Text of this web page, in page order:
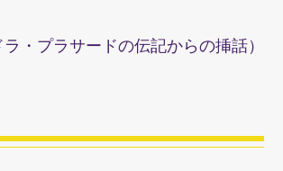
・プラサードの伝記からの挿話）